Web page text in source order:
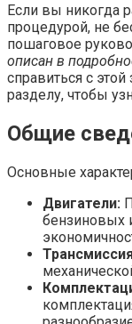
Если вы никогда
процедурой, не
пошаговое
описан в
справиться с
разделу, чтобы
Общие
Основные
Двигатели:
бензиновых